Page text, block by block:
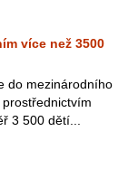
více než 3500
do mezinárodního
3 500 dětí...